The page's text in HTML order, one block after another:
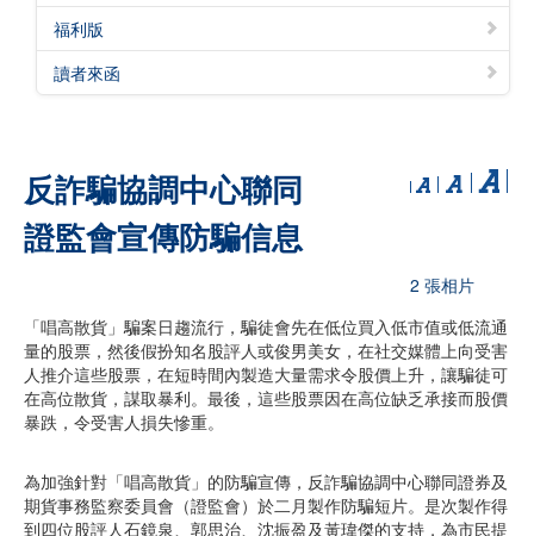
福利版
讀者來函
反詐騙協調中心聯同
證監會宣傳防騙信息
2 張相片
「唱高散貨」騙案日趨流行，騙徒會先在低位買入低市值或低流通
量的股票，然後假扮知名股評人或俊男美女，在社交媒體上向受害
人推介這些股票，在短時間內製造大量需求令股價上升，讓騙徒可
在高位散貨，謀取暴利。最後，這些股票因在高位缺乏承接而股價
暴跌，令受害人損失慘重。
為加強針對「唱高散貨」的防騙宣傳，反詐騙協調中心聯同證券及
期貨事務監察委員會（證監會）於二月製作防騙短片。是次製作得
到四位股評人石鏡泉、郭思治、沈振盈及黃瑋傑的支持，為市民提